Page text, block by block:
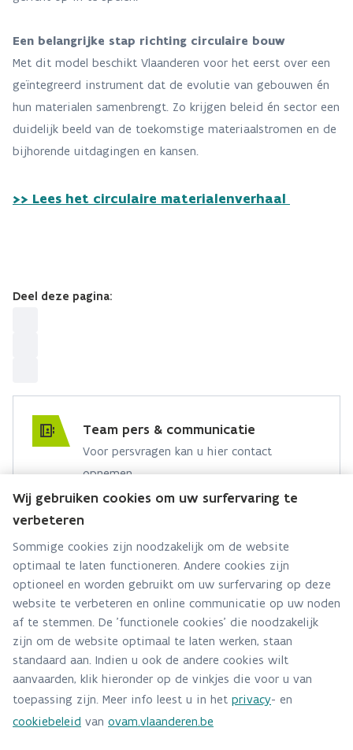
Een belangrijke stap richting circulaire bouw
Met dit model beschikt Vlaanderen voor het eerst over een
geïntegreerd instrument dat de evolutie van gebouwen én
hun materialen samenbrengt. Zo krijgen beleid én sector een
duidelijk beeld van de toekomstige materiaalstromen en de
bijhorende uitdagingen en kansen.
>> Lees het circulaire materialenverhaal
Deel deze pagina:
Team pers & communicatie
Voor persvragen kan u hier contact
opnemen.
Hebt u een persvraag? Stel ze hier:
Via contact formulier
Alle contactgegevens
Adres
Stationsstraat 110
2800 Mechelen
Route en bereikbaarheid
Telefoon
015284140
Wij gebruiken cookies om uw surfervaring te
verbeteren
Sommige cookies zijn noodzakelijk om de website
optimaal te laten functioneren. Andere cookies zijn
optioneel en worden gebruikt om uw surfervaring op deze
website te verbeteren en online communicatie op uw noden
af te stemmen. De 'functionele cookies' die noodzakelijk
zijn om de website optimaal te laten werken, staan
standaard aan. Indien u ook de andere cookies wilt
aanvaarden, klik hieronder op de vinkjes die voor u van
toepassing zijn. Meer info leest u in het privacy- en
cookiebeleid van ovam.vlaanderen.be